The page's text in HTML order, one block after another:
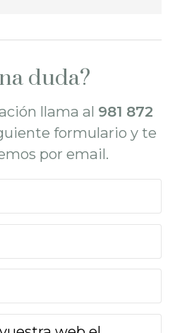
duda?
llama al 981 872
formulario y te
por email.